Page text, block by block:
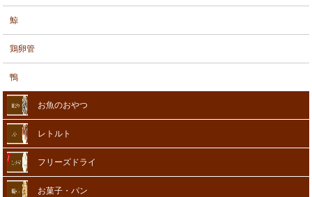
鯨
鶏卵管
鴨
お魚のおやつ
レトルト
フリーズドライ
お菓子・パン